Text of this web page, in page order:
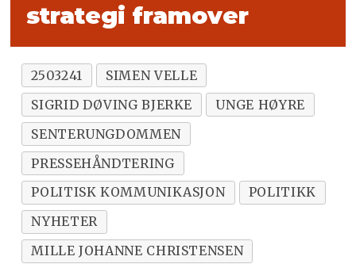
strategi framover
2503241
SIMEN VELLE
SIGRID DØVING BJERKE
UNGE HØYRE
SENTERUNGDOMMEN
PRESSEHÅNDTERING
POLITISK KOMMUNIKASJON
POLITIKK
NYHETER
MILLE JOHANNE CHRISTENSEN